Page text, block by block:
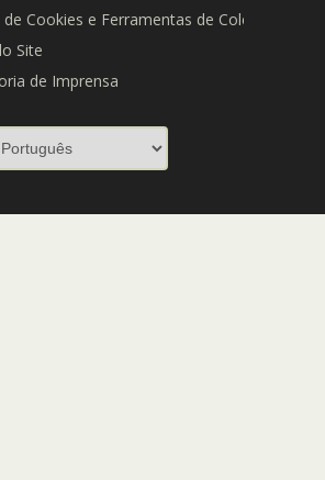
de Cookies e Ferramentas de Coleta de
Site
de Imprensa